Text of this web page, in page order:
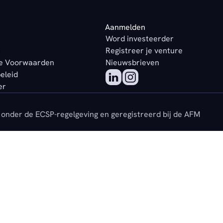
Voorwaarden
Aanmelden
Word investeerder
Registreer je venture
Nieuwsbrieven
de ECSP-regelgeving en geregistreerd bij de AFM